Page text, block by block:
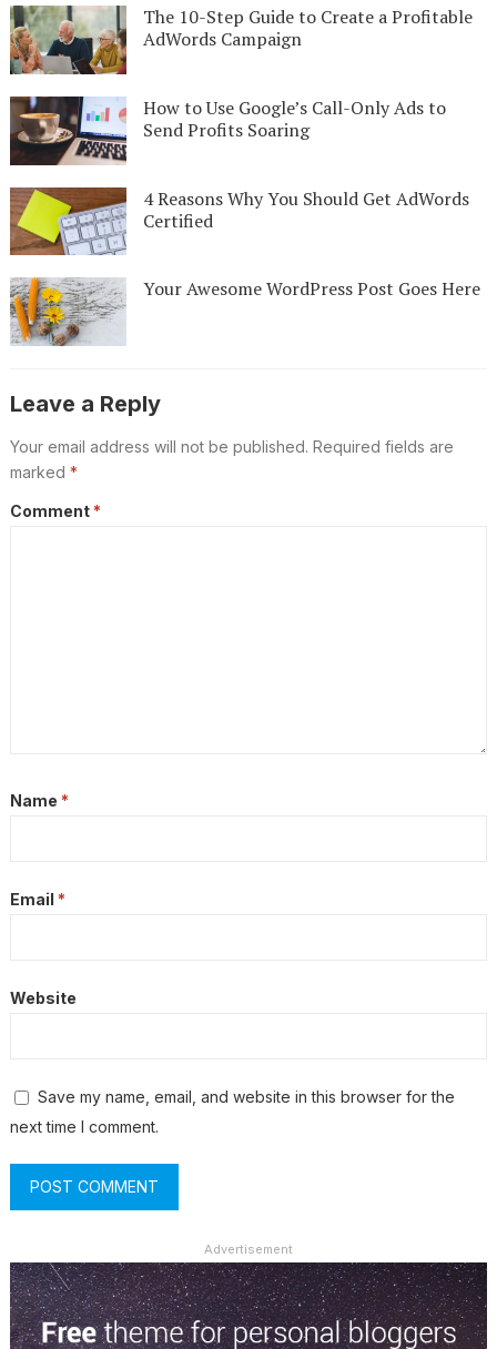
The 10-Step Guide to Create a Profitable
AdWords Campaign
How to Use Google’s Call-Only Ads to
Send Profits Soaring
4 Reasons Why You Should Get AdWords
Certified
Your Awesome WordPress Post Goes Here
Leave a Reply
Your email address will not be published. Required fields are
marked *
Comment *
Name *
Email *
Website
Save my name, email, and website in this browser for the
next time I comment.
Advertisement